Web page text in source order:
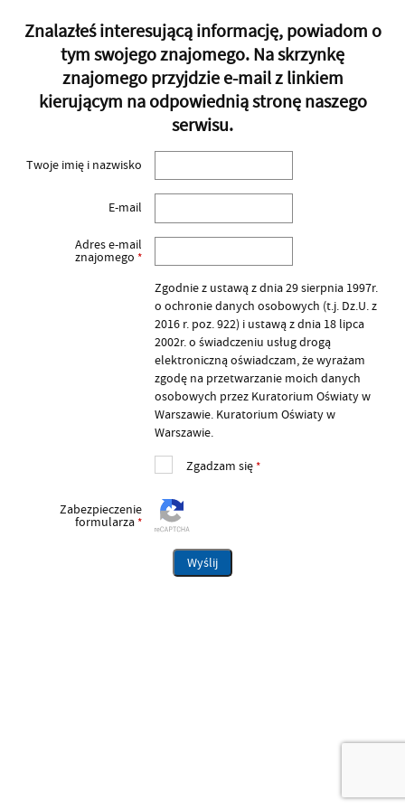
Znalazłeś interesującą informację, powiadom o
tym swojego znajomego. Na skrzynkę
znajomego przyjdzie e-mail z linkiem
kierującym na odpowiednią stronę naszego
serwisu.
Twoje imię i nazwisko
E-mail
Adres e-mail
znajomego *
Zgodnie z ustawą z dnia 29 sierpnia 1997r.
o ochronie danych osobowych (t.j. Dz.U. z
2016 r. poz. 922) i ustawą z dnia 18 lipca
2002r. o świadczeniu usług drogą
elektroniczną oświadczam, że wyrażam
zgodę na przetwarzanie moich danych
osobowych przez Kuratorium Oświaty w
Warszawie. Kuratorium Oświaty w
Warszawie.
Zgadzam się*
Zabezpieczenie
formularza*